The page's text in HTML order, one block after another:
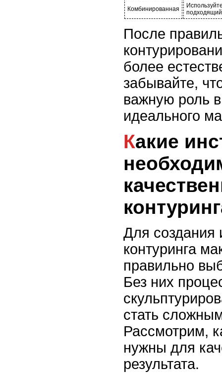
Комбинированная
После
более
забывайте,
важную роль
идеального
Какие инструменты
Для создания
контуринга
правильно
Без них
стать
Рассмотрим,
нужны для
результата.